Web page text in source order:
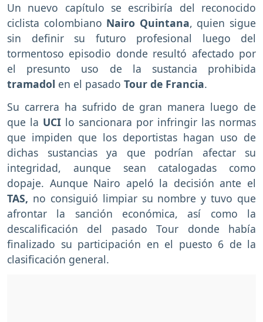
Un nuevo capítulo se escribiría del reconocido
ciclista colombiano Nairo Quintana, quien sigue
sin definir su futuro profesional luego del
tormentoso episodio donde resultó afectado por
el presunto uso de la sustancia prohibida
tramadol en el pasado Tour de Francia.
Su carrera ha sufrido de gran manera luego de
que la UCI lo sancionara por infringir las normas
que impiden que los deportistas hagan uso de
dichas sustancias ya que podrían afectar su
integridad, aunque sean catalogadas como
dopaje. Aunque Nairo apeló la decisión ante el
TAS, no consiguió limpiar su nombre y tuvo que
afrontar la sanción económica, así como la
descalificación del pasado Tour donde había
finalizado su participación en el puesto 6 de la
clasificación general.